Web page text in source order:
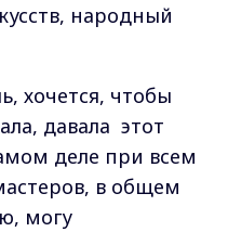
народный
хочется, чтобы
давала этот
деле при всем
в общем
могу